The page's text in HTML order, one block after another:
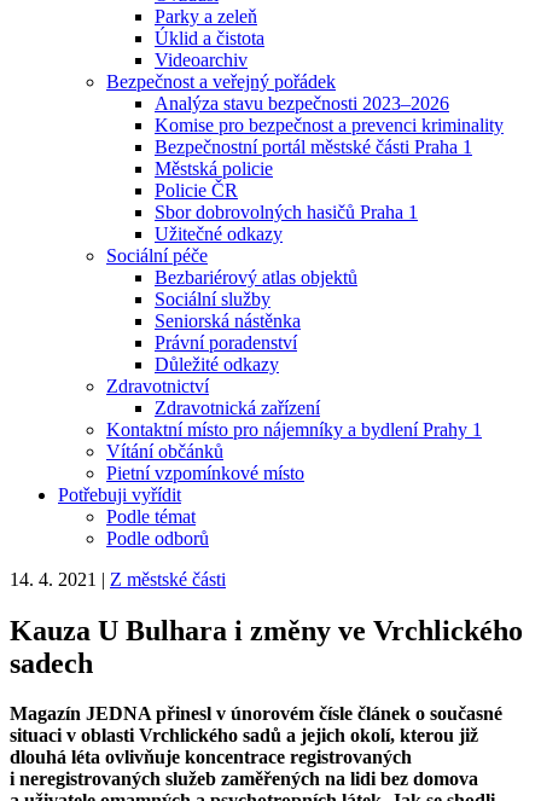
Parky a zeleň
Úklid a čistota
Videoarchiv
Bezpečnost a veřejný pořádek
Analýza stavu bezpečnosti 2023–2026
Komise pro bezpečnost a prevenci kriminality
Bezpečnostní portál městské části Praha 1
Městská policie
Policie ČR
Sbor dobrovolných hasičů Praha 1
Užitečné odkazy
Sociální péče
Bezbariérový atlas objektů
Sociální služby
Seniorská nástěnka
Právní poradenství
Důležité odkazy
Zdravotnictví
Zdravotnická zařízení
Kontaktní místo pro nájemníky a bydlení Prahy 1
Vítání občánků
Pietní vzpomínkové místo
Potřebuji vyřídit
Podle témat
Podle odborů
14. 4. 2021 | Z městské části
Kauza U Bulhara i změny ve Vrchlického
sadech
Magazín JEDNA přinesl v únorovém čísle článek o současné
situaci v oblasti Vrchlického sadů a jejich okolí, kterou již
dlouhá léta ovlivňuje koncentrace registrovaných
i neregistrovaných služeb zaměřených na lidi bez domova